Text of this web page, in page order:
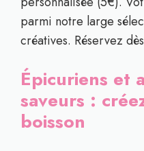
parmi notre large
créatives. Réservez
Épicuriens et
saveurs :
boisson